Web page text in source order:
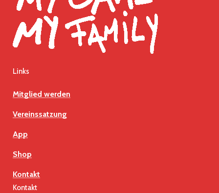
Links
Mitglied werden
Vereinssatzung
App
Shop
Kontakt
Kontakt